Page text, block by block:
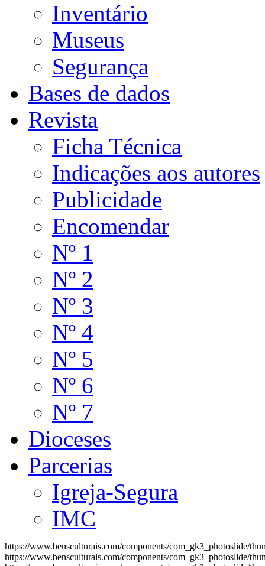
Inventário
Museus
Segurança
Bases de dados
Revista
Ficha Técnica
Indicações aos autores
Publicidade
Encomendar
Nº 1
Nº 2
Nº 3
Nº 4
Nº 5
Nº 6
Nº 7
Dioceses
Parcerias
Igreja-Segura
IMC
https://www.bensculturais.com/components/com_gk3_photoslide/
https://www.bensculturais.com/components/com_gk3_photoslide/